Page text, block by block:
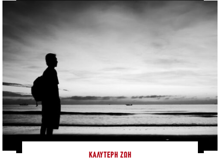
ΚΑΛΎΤΕΡΗ ΖΩΉ